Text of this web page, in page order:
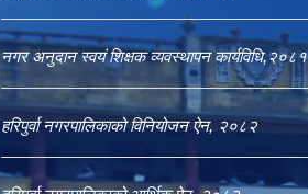
नगर अनुदान स्वयं शिक्षक व्यवस्थापन कार्यविधि,२०८१
हरिपुर्वा नगरपालिकाको विनियोजन ऐन, २०८२